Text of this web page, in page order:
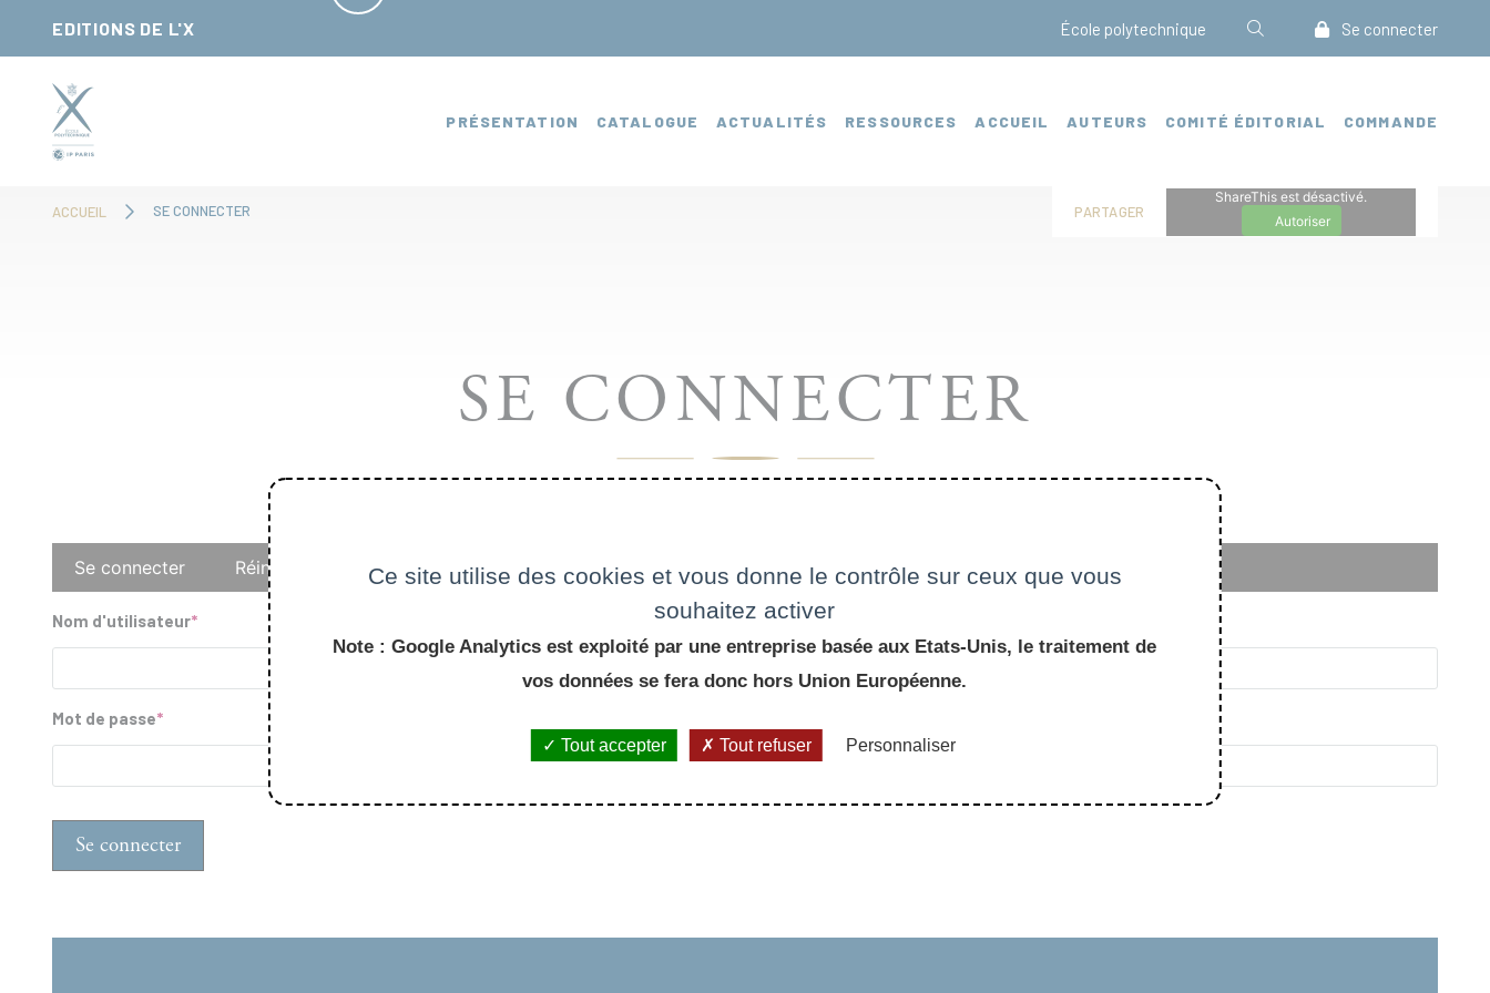
EDITIONS DE L'X École polytechnique Se connecter
PRÉSENTATION CATALOGUE ACTUALITÉS RESSOURCES ACCUEIL AUTEURS COMITÉ ÉDITORIAL COMMANDE
ACCUEIL SE CONNECTER PARTAGER
ShareThis est désactivé.
Autoriser
SE CONNECTER
Onglets
principaux
Se connecter Réinitialiser votre mot de passe
Nom d'utilisateur
Mot de passe
Ce site utilise des cookies et vous donne le contrôle sur ceux que vous
souhaitez activer
Note : Google Analytics est exploité par une entreprise basée aux Etats-Unis, le traitement de
vos données se fera donc hors Union Européenne.
Tout accepter Tout refuser Personnaliser